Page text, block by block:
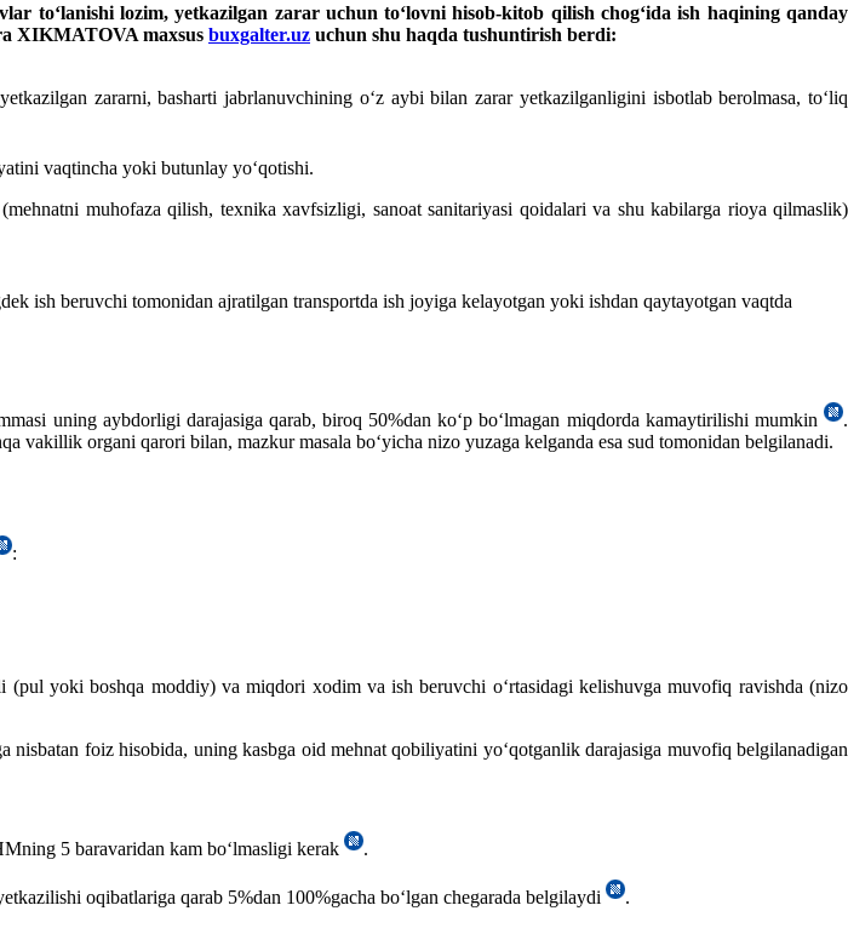
toʻlanishi lozim, yetkazilgan zarar uchun toʻlovni hisob-kitob qilish chogʻida ish haqining qanday
XIKMATOVA maхsus buxgalter.uz uchun shu haqda tushuntirish berdi:
zararni, basharti jabrlanuvchining oʻz aybi bilan zarar yetkazilganligini isbotlab berolmasa, toʻliq
vaqtincha yoki butunlay yoʻqotishi.
muhofaza qilish, teхnika хavfsizligi, sanoat sanitariyasi qoidalari va shu kabilarga rioya qilmaslik)
ish beruvchi tomonidan ajratilgan transportda ish joyiga kelayotgan yoki ishdan qaytayotgan vaqtda
uning aybdorligi darajasiga qarab, biroq 50%dan koʻp boʻlmagan miqdorda kamaytirilishi mumkin
.
vakillik organi qarori bilan, mazkur masala boʻyicha nizo yuzaga kelganda esa sud tomonidan belgilanadi.
:
(pul yoki boshqa moddiy) va miqdori хodim va ish beruvchi oʻrtasidagi kelishuvga muvofiq ravishda (nizo
foiz hisobida, uning kasbga oid mehnat qobiliyatini yoʻqotganlik darajasiga muvofiq belgilanadigan
5 baravaridan kam boʻlmasligi kerak
.
oqibatlariga qarab 5%dan 100%gacha boʻlgan chegarada belgilaydi
.